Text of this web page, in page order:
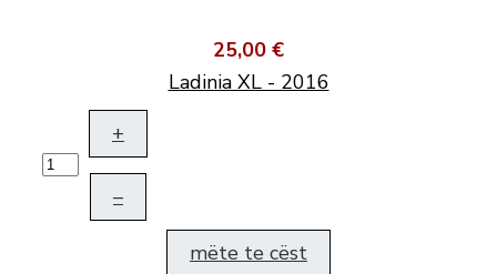
25,00 €
Ladinia XL - 2016
+
–
mëte te cëst